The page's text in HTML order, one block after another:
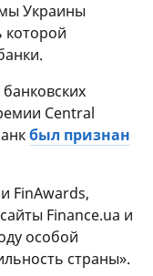
Украины
которой
Central
был признан
FinAwards,
Finance.ua и
особой
страны».